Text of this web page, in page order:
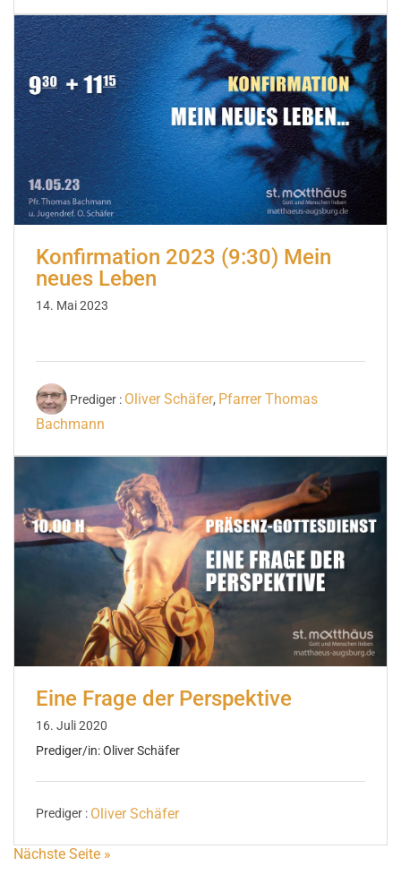
Konfirmation 2023 (9:30) Mein
neues Leben
14. Mai 2023
Prediger : Oliver Schäfer, Pfarrer Thomas
Bachmann
Eine Frage der Perspektive
16. Juli 2020
Prediger/in: Oliver Schäfer
Prediger : Oliver Schäfer
Nächste Seite »